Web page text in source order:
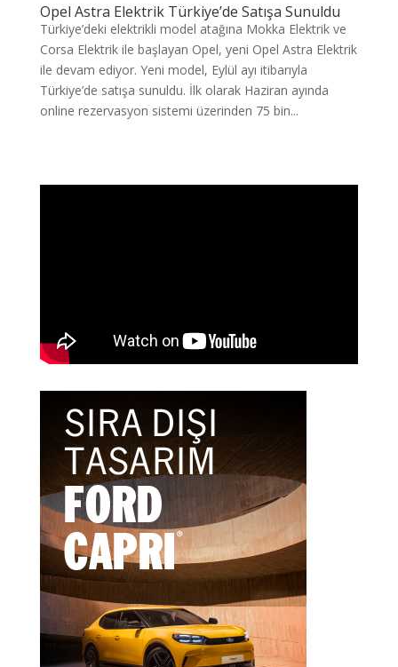
Opel Astra Elektrik Türkiye’de Satışa Sunuldu
Türkiye’deki elektrikli model atağına Mokka Elektrik ve
Corsa Elektrik ile başlayan Opel, yeni Opel Astra Elektrik
ile devam ediyor. Yeni model, Eylül ayı itibarıyla
Türkiye’de satışa sunuldu. İlk olarak Haziran ayında
online rezervasyon sistemi üzerinden 75 bin...